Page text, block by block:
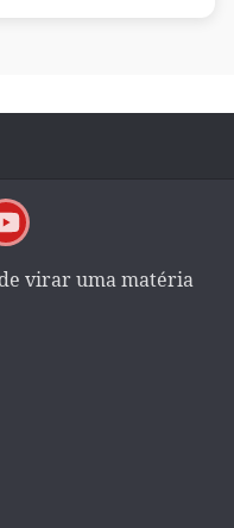
virar uma matéria